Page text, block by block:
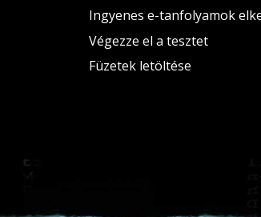
Ingyenes e-tanfolyamok
Végezze el a tesztet
Füzetek letöltése